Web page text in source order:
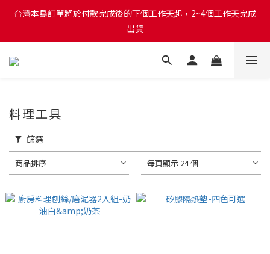
台灣本島訂單將於付款完成後的下個工作天起，2~4個工作天完成
出貨
台灣本島訂單將於付款完成後的下個工作天起，2~4個工作天完成
出貨
台灣本島消費滿$999免運費
料理工具
篩選
商品排序 每頁顯示 24 個